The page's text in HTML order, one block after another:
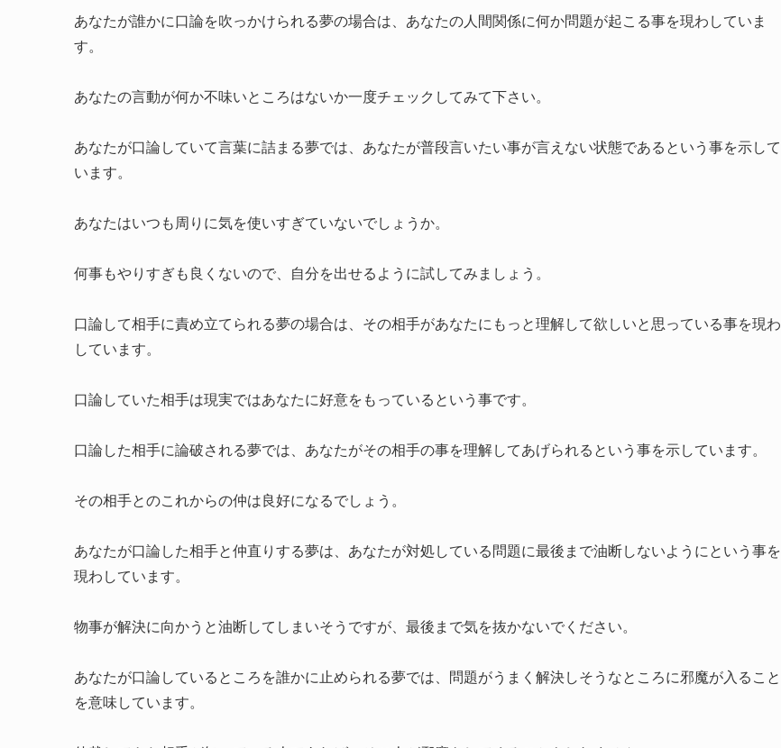
あなたが誰かに口論を吹っかけられる夢の場合は、あなたの人間関係に何か問題が起こる事を現わしていま
す。
あなたの言動が何か不味いところはないか一度チェックしてみて下さい。
あなたが口論していて言葉に詰まる夢では、あなたが普段言いたい事が言えない状態であるという事を示して
います。
あなたはいつも周りに気を使いすぎていないでしょうか。
何事もやりすぎも良くないので、自分を出せるように試してみましょう。
口論して相手に責め立てられる夢の場合は、その相手があなたにもっと理解して欲しいと思っている事を現わ
しています。
口論していた相手は現実ではあなたに好意をもっているという事です。
口論した相手に論破される夢では、あなたがその相手の事を理解してあげられるという事を示しています。
その相手とのこれからの仲は良好になるでしょう。
あなたが口論した相手と仲直りする夢は、あなたが対処している問題に最後まで油断しないようにという事を
現わしています。
物事が解決に向かうと油断してしまいそうですが、最後まで気を抜かないでください。
あなたが口論しているところを誰かに止められる夢では、問題がうまく解決しそうなところに邪魔が入ること
を意味しています。